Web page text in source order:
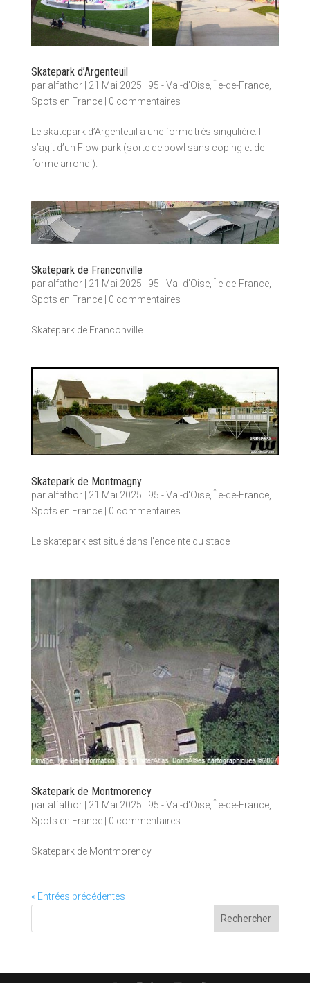
Skatepark d’Argenteuil
par alfathor| 21 Mai 2025 95 - Val-d'Oise, Île-de-France,
Spots en France| 0 commentaires
Le skatepark d’Argenteuil a une forme très singulière. Il
s’agit d’un Flow-park (sorte de bowl sans coping et de
forme arrondi).
Skatepark de Franconville
par alfathor| 21 Mai 2025 95 - Val-d'Oise, Île-de-France,
Spots en France| 0 commentaires
Skatepark de Franconville
Skatepark de Montmagny
par alfathor| 21 Mai 2025 95 - Val-d'Oise, Île-de-France,
Spots en France| 0 commentaires
Le skatepark est situé dans l’enceinte du stade
Skatepark de Montmorency
par alfathor| 21 Mai 2025 95 - Val-d'Oise, Île-de-France,
Spots en France| 0 commentaires
Skatepark de Montmorency
« Entrées précédentes
Rechercher